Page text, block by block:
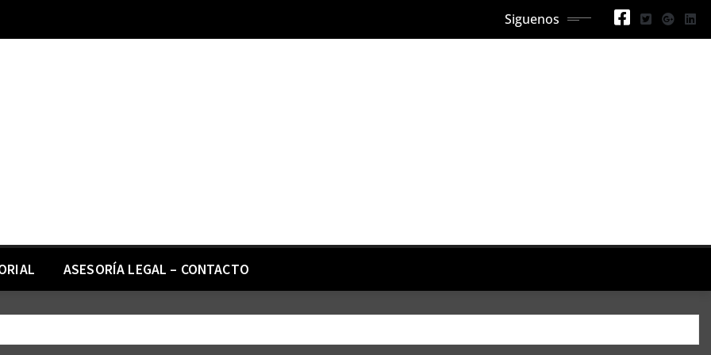
Siguenos
ASESORÍA LEGAL – CONTACTO